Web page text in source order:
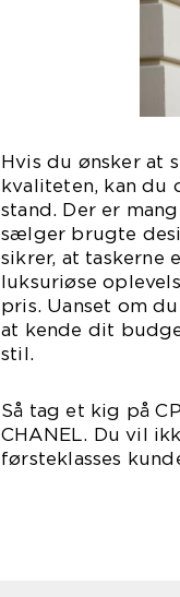
Hvis du ønsker at
kvaliteten, kan du
stand. Der er
sælger brugte
sikrer, at taskerne
luksuriøse
pris. Uanset om
at kende dit
stil.
Så tag et kig på
CHANEL. Du vil
førsteklasses